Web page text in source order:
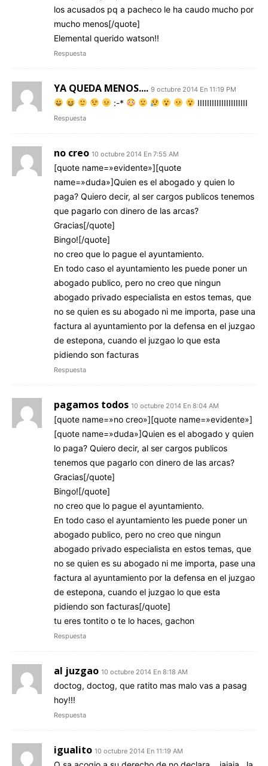
los acusados pq a pacheco le ha caudo mucho por
mucho menos[/quote]
Elemental querido watson!!
Respuesta
YA QUEDA MENOS.... 9 octubre 2014 En 11:19 PM
:-* IIIIIIIIIIIIIIIIIIIII
Respuesta
no creo 10 octubre 2014 En 7:55 AM
[quote name=»evidente»][quote
name=»duda»]Quien es el abogado y quien lo
paga? Quiero decir, al ser cargos publicos tenemos
que pagarlo con dinero de las arcas?
Gracias[/quote]
Bingo![/quote]
no creo que lo pague el ayuntamiento.
En todo caso el ayuntamiento les puede poner un
abogado publico, pero no creo que ningun
abogado privado especialista en estos temas, que
no se quien es su abogado ni me importa, pase una
factura al ayuntamiento por la defensa en el juzgao
de estepona, cuando el juzgao lo que esta
pidiendo son facturas
Respuesta
pagamos todos 10 octubre 2014 En 8:04 AM
[quote name=»no creo»][quote name=»evidente»]
[quote name=»duda»]Quien es el abogado y quien
lo paga? Quiero decir, al ser cargos publicos
tenemos que pagarlo con dinero de las arcas?
Gracias[/quote]
Bingo![/quote]
no creo que lo pague el ayuntamiento.
En todo caso el ayuntamiento les puede poner un
abogado publico, pero no creo que ningun
abogado privado especialista en estos temas, que
no se quien es su abogado ni me importa, pase una
factura al ayuntamiento por la defensa en el juzgao
de estepona, cuando el juzgao lo que esta
pidiendo son facturas[/quote]
tu eres tontito o te lo haces, gachon
Respuesta
al juzgao 10 octubre 2014 En 8:18 AM
doctog, doctog, que ratito mas malo vas a pasag
hoy!!!
Respuesta
igualito 10 octubre 2014 En 11:19 AM